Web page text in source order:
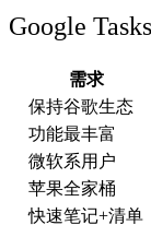
Google
需求
保持谷歌生态
功能最丰富
微软系用户
苹果全家桶
快速笔记+清单